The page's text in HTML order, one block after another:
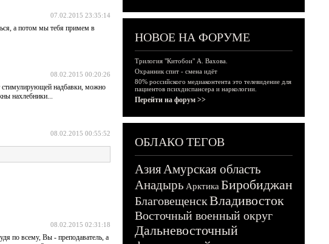
07.02.2015 23:35:14
а потом мы тебя примем в
08.02.2015 00:20:26
стимулирующей надбавки, можно
нахлебники...
08.02.2015 00:55:52
08.02.2015 02:31:18
по всему, Вы - преподаватель, а
НОВОЕ НА ФОРУМЕ
Трилогия "Китобои" А. Вахова.
Охранник спит - смена идёт
80% российского медиаконтента это телевидение для
пациентов психдиспансера и наркологии.
Перейти на форум >>
ОБЛАКО ТЕГОВ
АзияАмурская область
Анадырь Арктика Биробиджан
БлаговещенскВладивосток
Восточный военный округ
Дальневосточный